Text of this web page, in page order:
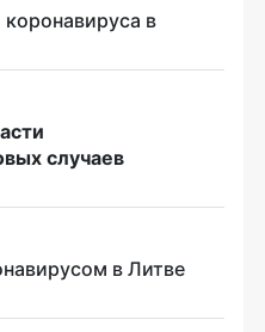
в
случаев
в Литве